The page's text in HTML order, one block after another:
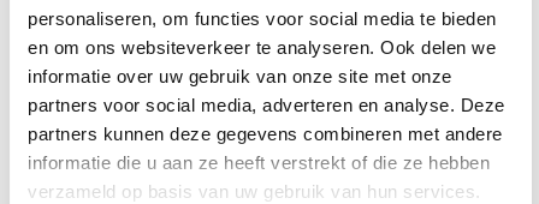
personaliseren, om functies voor social media te bieden
en om ons websiteverkeer te analyseren. Ook delen we
informatie over uw gebruik van onze site met onze
partners voor social media, adverteren en analyse. Deze
partners kunnen deze gegevens combineren met andere
informatie die u aan ze heeft verstrekt of die ze hebben
verzameld op basis van uw gebruik van hun services.
betere ervaring